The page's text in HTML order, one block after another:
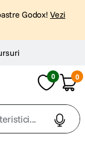
Godox! Vezi
0 0